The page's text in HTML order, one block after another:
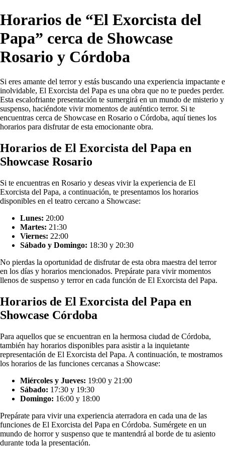
Horarios de “El Exorcista del
Papa” cerca de Showcase
Rosario y Córdoba
Si eres amante del terror y estás buscando una experiencia impactante e
inolvidable, El Exorcista del Papa es una obra que no te puedes perder.
Esta escalofriante presentación te sumergirá en un mundo de misterio y
suspenso, haciéndote vivir momentos de auténtico terror. Si te
encuentras cerca de Showcase en Rosario o Córdoba, aquí tienes los
horarios para disfrutar de esta emocionante obra.
Horarios de El Exorcista del Papa en
Showcase Rosario
Si te encuentras en Rosario y deseas vivir la experiencia de El
Exorcista del Papa, a continuación, te presentamos los horarios
disponibles en el teatro cercano a Showcase:
Lunes: 20:00
Martes: 21:30
Viernes: 22:00
Sábado y Domingo: 18:30 y 20:30
No pierdas la oportunidad de disfrutar de esta obra maestra del terror
en los días y horarios mencionados. Prepárate para vivir momentos
llenos de suspenso y terror en cada función de El Exorcista del Papa.
Horarios de El Exorcista del Papa en
Showcase Córdoba
Para aquellos que se encuentran en la hermosa ciudad de Córdoba,
también hay horarios disponibles para asistir a la inquietante
representación de El Exorcista del Papa. A continuación, te mostramos
los horarios de las funciones cercanas a Showcase:
Miércoles y Jueves: 19:00 y 21:00
Sábado: 17:30 y 19:30
Domingo: 16:00 y 18:00
Prepárate para vivir una experiencia aterradora en cada una de las
funciones de El Exorcista del Papa en Córdoba. Sumérgete en un
mundo de horror y suspenso que te mantendrá al borde de tu asiento
durante toda la presentación.